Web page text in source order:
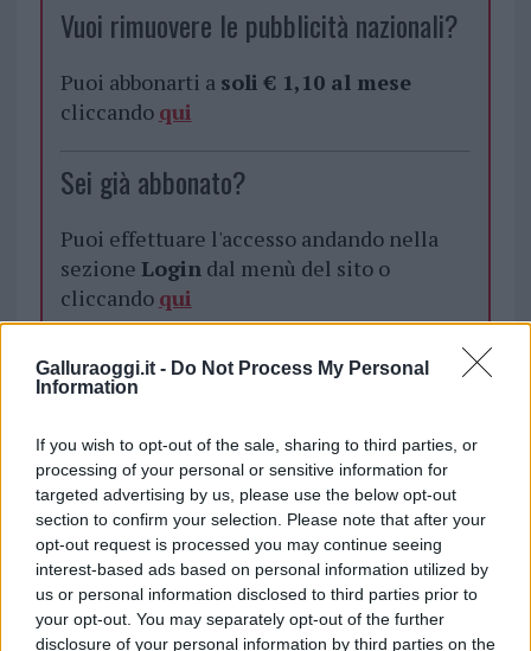
Galluraoggi.it - Do Not Process My Personal
Information
If you wish to opt-out of the sale, sharing to third parties, or
processing of your personal or sensitive information for
targeted advertising by us, please use the below opt-out
section to confirm your selection. Please note that after your
opt-out request is processed you may continue seeing
interest-based ads based on personal information utilized by
us or personal information disclosed to third parties prior to
your opt-out. You may separately opt-out of the further
disclosure of your personal information by third parties on the
Vuoi rimuovere le pubblicità nazionali?
Puoi abbonarti a soli € 1,10 al mese
cliccando qui
Sei già abbonato?
Puoi effettuare l'accesso andando nella
sezione Logindal menù del sito o
cliccando qui
TEMI: Ilva Playoff
Notizie Tempio
Inviaci le tue segnalazioni,
i tuoi video e le tue foto
Su WhatsApp al numero +39
345 356 7512